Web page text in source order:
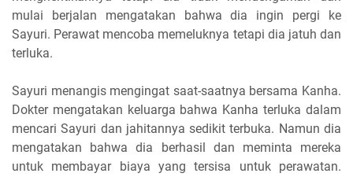
mulai berjalan mengatakan bahwa dia ingin pergi ke
Sayuri. Perawat mencoba memeluknya tetapi dia jatuh dan
terluka.
Sayuri menangis mengingat saat-saatnya bersama Kanha.
Dokter mengatakan keluarga bahwa Kanha terluka dalam
mencari Sayuri dan jahitannya sedikit terbuka. Namun dia
mengatakan bahwa dia berhasil dan meminta mereka
untuk membayar biaya yang tersisa untuk perawatan.